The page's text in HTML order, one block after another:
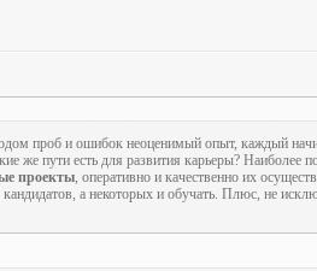
проб и ошибок неоценимый опыт, каждый
же пути есть для развития карьеры? Наиболее
проекты, оперативно и качественно их
а некоторых и обучать. Плюс, не